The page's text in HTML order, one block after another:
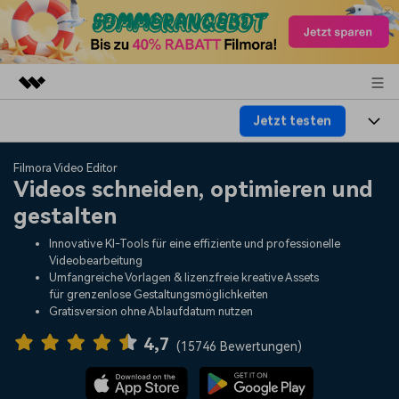
Dienstprogramme
Business
Überblick
Lösungen
Über uns
Presseraum
Support
Jetzt testen
Produkte
Plattformen
Funktionen
Assets
KI
Video/Foto
Audio
Lösungen
Soziale Medien
Marketing & Business
Lifestyle & Spaß
Ressourcen
Video-Prompts
Über 100 heiße Video-
Meisterkurs
Beherrschen Sie
Hilfe-Center
Erste Schritte
Filmora Video Editor
Videos schneiden, optimieren und
gestalten
Innovative KI-Tools für eine effiziente und professionelle
Videobearbeitung
Umfangreiche Vorlagen & lizenzfreie kreative Assets
für grenzenlose Gestaltungsmöglichkeiten
Gratisversion ohne Ablaufdatum nutzen
4,7 (15746 Bewertungen)